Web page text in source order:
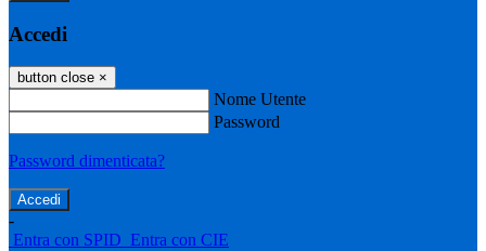
Accedi
button close ×
Nome Utente
Password
Password dimenticata?
-
Entra con SPID Entra con CIE